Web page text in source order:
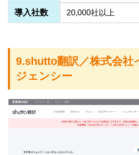
導入社数 20,000社以上
9.shutto翻訳／株式会社
ジェンシー